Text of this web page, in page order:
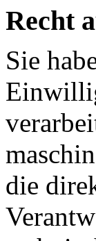
Recht
Sie
die